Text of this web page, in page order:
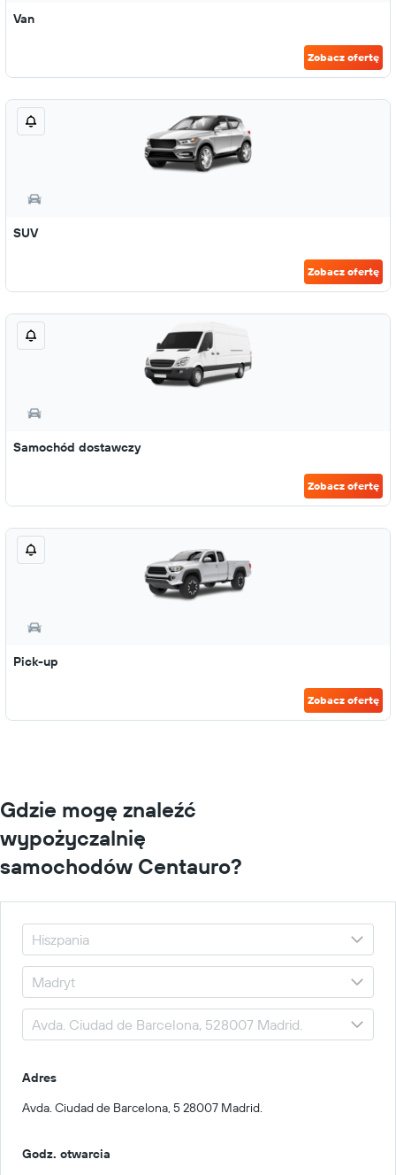
Van
Zobacz ofertę
SUV
Zobacz ofertę
Samochód dostawczy
Zobacz ofertę
Pick-up
Zobacz ofertę
Gdzie mogę znaleźć
wypożyczalnię
samochodów Centauro?
Adres
Avda. Ciudad de Barcelona, 5 28007 Madrid.
Godz. otwarcia